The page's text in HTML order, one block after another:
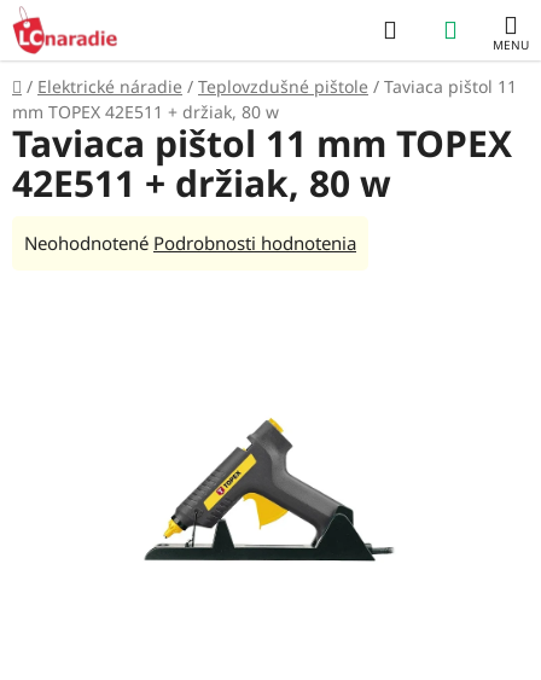
Prejsť
na
obsah
Hľadať
KOŠÍK
Domov
/ Elektrické náradie / Teplovzdušné pištole / Taviaca pištol 11
mm TOPEX 42E511 + držiak, 80 w
Taviaca pištol 11 mm TOPEX
42E511 + držiak, 80 w
Priemerné
Neohodnotené Podrobnosti hodnotenia